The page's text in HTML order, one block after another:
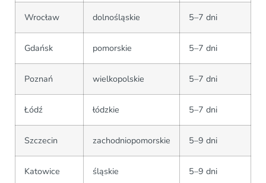
Wrocław dolnośląskie 5–7 dni
Gdańsk pomorskie 5–7 dni
Poznań wielkopolskie 5–7 dni
Łódź łódzkie 5–7 dni
Szczecin zachodniopomorskie 5–9 dni
Katowice śląskie 5–9 dni